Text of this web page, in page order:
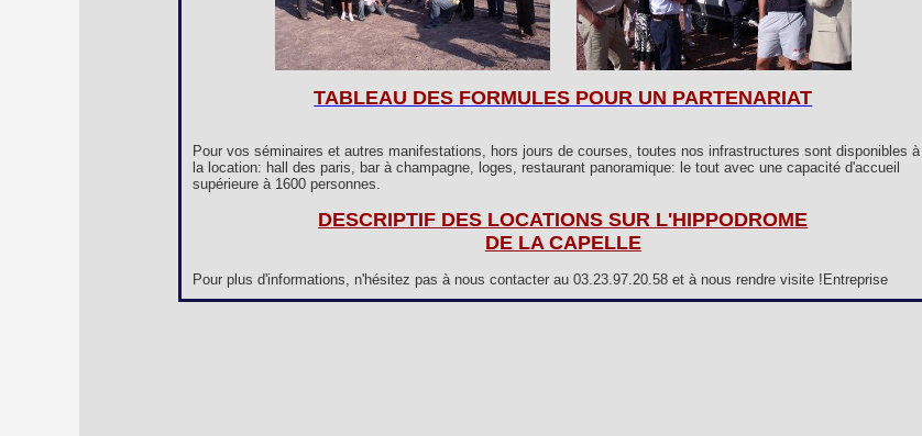
TABLEAU DES FORMULES POUR UN PARTENARIAT
Pour vos séminaires et autres manifestations, hors jours de courses, toutes nos infrastructures sont disponibles à
la location: hall des paris, bar à champagne, loges, restaurant panoramique: le tout avec une capacité d'accueil
supérieure à 1600 personnes.
DESCRIPTIF DES LOCATIONS SUR L'HIPPODROME
DE LA CAPELLE
Pour plus d'informations, n'hésitez pas à nous contacter au 03.23.97.20.58 et à nous rendre visite !Entreprise